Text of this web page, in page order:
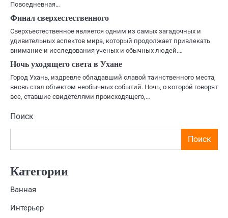
Повседневная…
Финал сверхестественного
Сверхъестественное является одним из самых загадочных и
удивительных аспектов мира, который продолжает привлекать
внимание и исследования ученых и обычных людей.…
Ночь уходящего света в Ухане
Город Ухань, издревле обладавший славой таинственного места,
вновь стал объектом необычных событий. Ночь, о которой говорят
все, ставшие свидетелями происходящего,…
Поиск
Поиск
Категории
Ванная
Интерьер